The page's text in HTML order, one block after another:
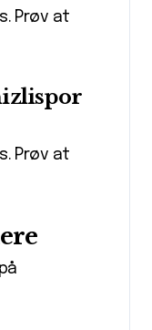
Prøv at
Prøv at